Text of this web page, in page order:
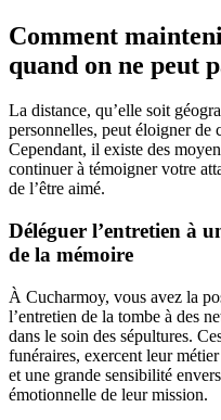
Comment
quand on ne peut
La distance, qu’elle soit
personnelles, peut éloigner de
Cependant, il existe des
continuer à témoigner votre
de l’être aimé.
Déléguer l’entretien à
de la mémoire
À Cucharmoy, vous avez la
l’entretien de la tombe à des
dans le soin des sépultures.
funéraires, exercent leur
et une grande sensibilité
émotionnelle de leur mission.